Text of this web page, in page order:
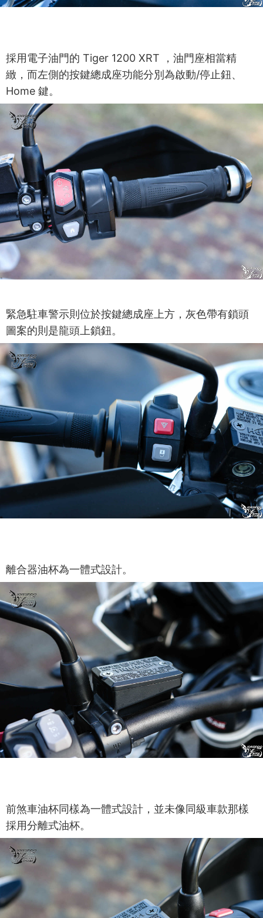
採用電子油門的 Tiger 1200 XRT ，油門座相當精
緻，而左側的按鍵總成座功能分別為啟動/停止鈕、
Home 鍵。
緊急駐車警示則位於按鍵總成座上方，灰色帶有鎖頭
圖案的則是龍頭上鎖鈕。
離合器油杯為一體式設計。
前煞車油杯同樣為一體式設計，並未像同級車款那樣
採用分離式油杯。